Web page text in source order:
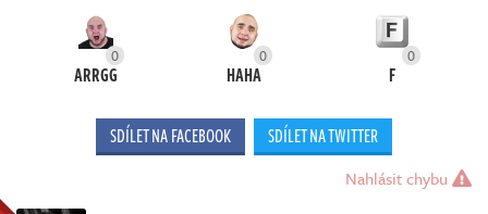
0
ARRGG
0
HAHA
0
F
SDÍLET NA FACEBOOK SDÍLET NA TWITTER
Nahlásit chybu